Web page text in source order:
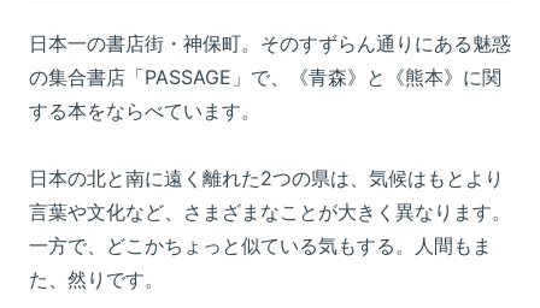
日本一の書店街・神保町。そのすずらん通りにある魅惑
の集合書店「PASSAGE」で、《青森》と《熊本》に関
する本をならべています。
日本の北と南に遠く離れた2つの県は、気候はもとより
言葉や文化など、さまざまなことが大きく異なります。
一方で、どこかちょっと似ている気もする。人間もま
た、然りです。